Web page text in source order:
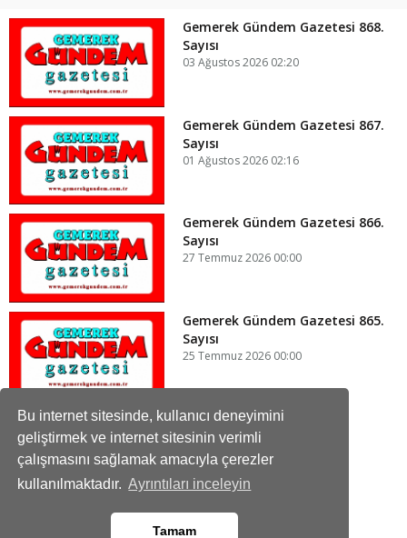
Bu internet sitesinde, kullanıcı deneyimini
geliştirmek ve internet sitesinin verimli
çalışmasını sağlamak amacıyla çerezler
kullanılmaktadır. Ayrıntıları inceleyin
Tamam
Gemerek Gündem Gazetesi 868.
Sayısı
03 Ağustos 2026 02:20
Gemerek Gündem Gazetesi 867.
Sayısı
01 Ağustos 2026 02:16
Gemerek Gündem Gazetesi 866.
Sayısı
27 Temmuz 2026 00:00
Gemerek Gündem Gazetesi 865.
Sayısı
25 Temmuz 2026 00:00
Gemerek Gündem Gazetesi
Haberi Takip Edin